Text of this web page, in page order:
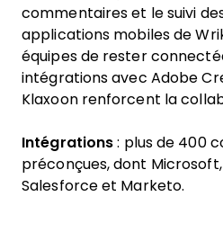
commentaires et le suivi
applications mobiles de
équipes de rester
intégrations avec Adobe
Klaxoon renforcent la
Intégrations : plus de 400
préconçues, dont
Salesforce et Marketo.